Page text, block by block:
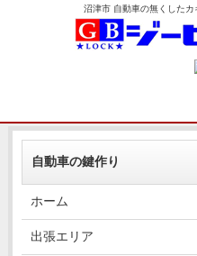
沼津市 自動車の無くした
自動車の鍵作り
ホーム
出張エリア